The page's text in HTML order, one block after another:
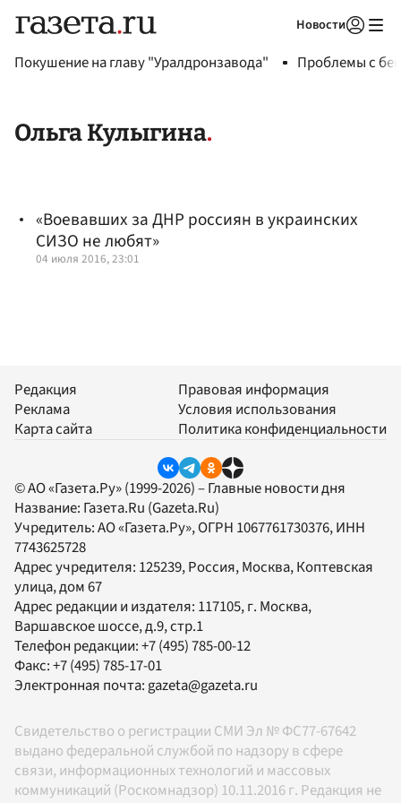
Новости
Покушение на главу "Уралдронзавода" Проблемы с
Ольга Кулыгина
«Воевавших за ДНР россиян в украинских
СИЗО не любят»
04 июля 2016, 23:01
Редакция
Реклама
Карта сайта
Правовая информация
Условия использования
Политика конфиденциальности
© АО «Газета.Ру» (1999-2026) – Главные новости дня
Название: Газета.Ru (Gazeta.Ru)
Учредитель:АО «Газета.Ру», ОГРН 1067761730376, ИНН
7743625728
Адрес учредителя: 125239, Россия, Москва, Коптевская
улица, дом 67
Адрес редакции и издателя: 117105, г. Москва,
Варшавское шоссе, д.9, стр.1
Телефон редакции:+7 (495) 785-00-12
Факс:+7 (495) 785-17-01
Электронная почта:gazeta@gazeta.ru
Свидетельство о регистрации СМИ Эл № ФС77-67642
выдано федеральной службой по надзору в сфере
связи, информационных технологий и массовых
коммуникаций (Роскомнадзор) 10.11.2016 г. Редакция не